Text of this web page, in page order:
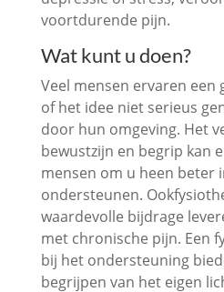
voortdurende pijn.
Wat kunt u doen?
Veel mensen ervaren een
of het idee niet serieus
door hun omgeving. Het
bewustzijn en begrip kan
mensen om u heen beter
ondersteunen.
waardevolle bijdrage
met chronische pijn. Een
bij het ondersteuning
begrijpen van het eigen